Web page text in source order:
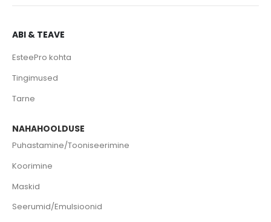
ABI & TEAVE
EsteePro kohta
Tingimused
Tarne
NAHAHOOLDUSE
Puhastamine/Tooniseerimine
Koorimine
Maskid
Seerumid/Emulsioonid